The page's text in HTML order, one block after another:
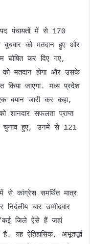
पंचायतों में से 170
बुधवार को मतदान हुए और
घोषित कर दिए गए,
मतदान होगा और उसके
किया जाएगा. मध्य प्रदेश
बयान जारी कर कहा,
सफलता प्राप्त
हुए, उनमें से 121
से कांग्रेस समर्थित मात्र
चार उम्मीदवार
जिले ऐसे हैं जहां
यह ऐतिहासिक, अभूतपूर्व